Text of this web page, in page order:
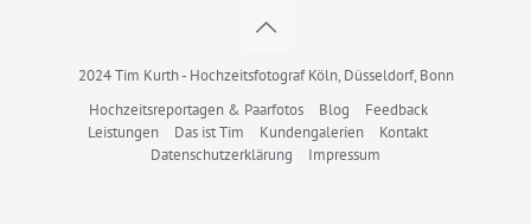
2024 Tim Kurth - Hochzeitsfotograf Köln, Düsseldorf, Bonn
Hochzeitsreportagen & Paarfotos
Blog
Feedback
Leistungen
Das ist Tim Kundengalerien
Kontakt
Datenschutzerklärung
Impressum